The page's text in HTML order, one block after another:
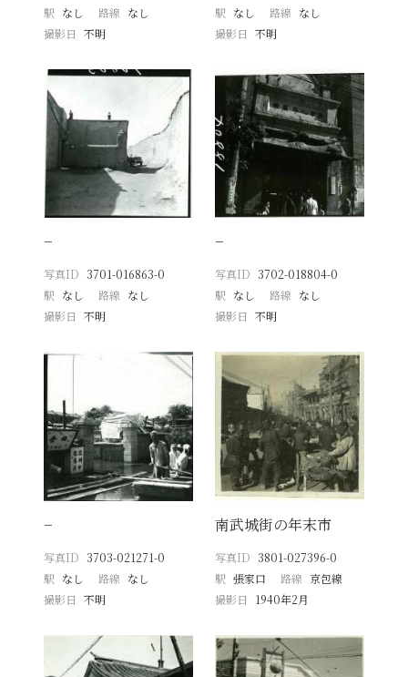
駅 なし 路線 なし
撮影日
不明
駅 なし 路線 なし
撮影日 不明
−
写真ID 3701-016863-0
駅 なし 路線 なし
撮影日
不明
−
写真ID 3702-018804-0
駅 なし 路線 なし
撮影日 不明
−
写真ID 3703-021271-0
駅 なし 路線 なし
撮影日
不明
南武城街の年末市
写真ID 3801-027396-0
駅 張家口 路線 京包線
撮影日
1940年2月